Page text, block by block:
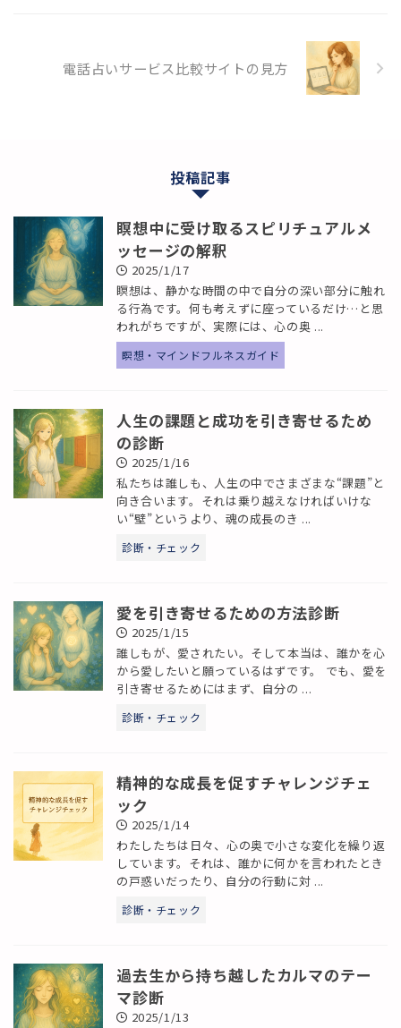
電話占いサービス比較サイトの見方
投稿記事
瞑想中に受け取るスピリチュアルメ
ッセージの解釈
2025/1/17
瞑想は、静かな時間の中で自分の深い部分に触れ
る行為です。何も考えずに座っているだけ…と思
われがちですが、実際には、心の奥 ...
瞑想・マインドフルネスガイド
人生の課題と成功を引き寄せるため
の診断
2025/1/16
私たちは誰しも、人生の中でさまざまな“課題”と
向き合います。それは乗り越えなければいけな
い“壁”というより、魂の成長のき ...
診断・チェック
愛を引き寄せるための方法診断
2025/1/15
誰しもが、愛されたい。そして本当は、誰かを心
から愛したいと願っているはずです。 でも、愛を
引き寄せるためにはまず、自分の ...
診断・チェック
精神的な成長を促すチャレンジチェ
ック
2025/1/14
わたしたちは日々、心の奥で小さな変化を繰り返
しています。それは、誰かに何かを言われたとき
の戸惑いだったり、自分の行動に対 ...
診断・チェック
過去生から持ち越したカルマのテー
マ診断
2025/1/13